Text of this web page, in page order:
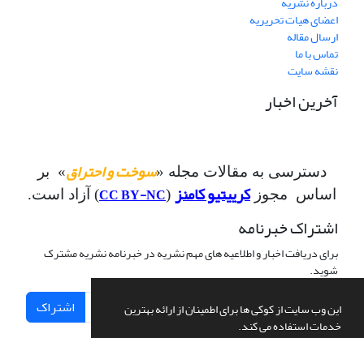
این وب سایت از کوکی ها برای اطمینان از ارائه بهترین
خدمات استفاده می کند.
اعضای هیات تحریریه
ارسال مقاله
تماس با ما
نقشه سایت
آخرین اخبار
دسترسی به مقالات مجله «سوخت و احتراق» بر
اساس مجوزکرییتیو کامنز (
CC BY-NC) آزاد است.
اشتراک خبرنامه
برای دریافت اخبار و اطلاعیه های مهم نشریه در خبرنامه نشریه مشترک
شوید.
اشتراک